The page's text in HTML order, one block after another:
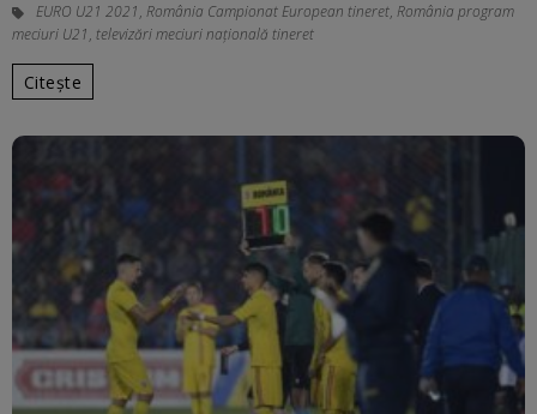
EURO U21 2021, România Campionat European tineret, România program
meciuri U21, televizări meciuri națională tineret
Citește